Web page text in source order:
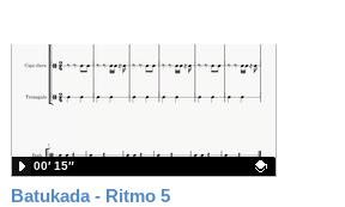
Batukada - Ritmo 5
00′ 15″